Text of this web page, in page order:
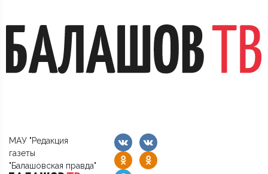
МАУ "Редакция
газеты
"Балашовская правда"